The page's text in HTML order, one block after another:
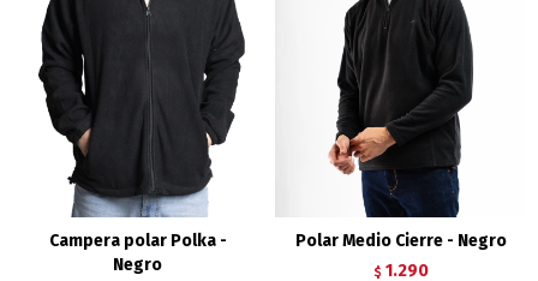
Campera polar Polka -
Negro
Polar Medio Cierre - Negro
$ 1.290